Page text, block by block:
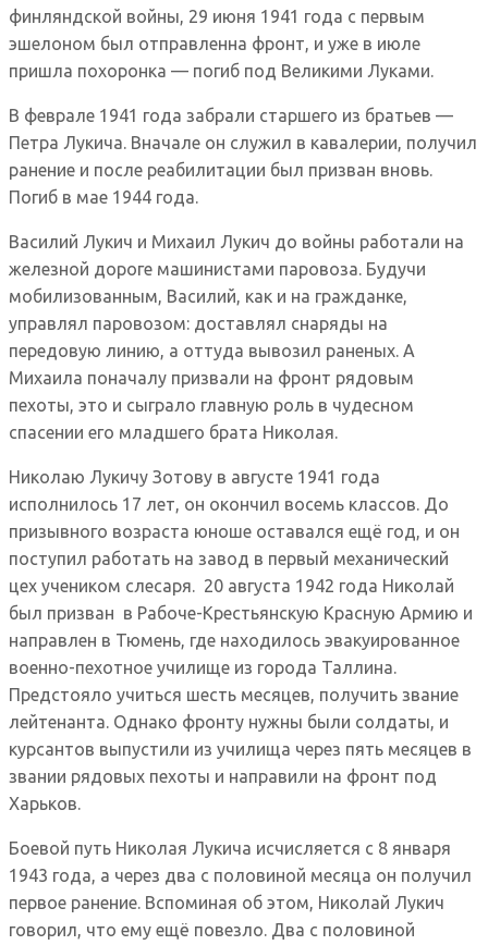
финляндской войны, 29 июня 1941 года с первым
эшелоном был отправленна фронт, и уже в июле
пришла похоронка — погиб под Великими Луками.
В феврале 1941 года забрали старшего из братьев —
Петра Лукича. Вначале он служил в кавалерии, получил
ранение и после реабилитации был призван вновь.
Погиб в мае 1944 года.
Василий Лукич и Михаил Лукич до войны работали на
железной дороге машинистами паровоза. Будучи
мобилизованным, Василий, как и на гражданке,
управлял паровозом: доставлял снаряды на
передовую линию, а оттуда вывозил раненых. А
Михаила поначалу призвали на фронт рядовым
пехоты, это и сыграло главную роль в чудесном
спасении его младшего брата Николая.
Николаю Лукичу Зотову в августе 1941 года
исполнилось 17 лет, он окончил восемь классов. До
призывного возраста юноше оставался ещё год, и он
поступил работать на завод в первый механический
цех учеником слесаря. 20 августа 1942 года Николай
был призван в Рабоче-Крестьянскую Красную Армию и
направлен в Тюмень, где находилось эвакуированное
военно-пехотное училище из города Таллина.
Предстояло учиться шесть месяцев, получить звание
лейтенанта. Однако фронту нужны были солдаты, и
курсантов выпустили из училища через пять месяцев в
звании рядовых пехоты и направили на фронт под
Харьков.
Боевой путь Николая Лукича исчисляется с 8 января
1943 года, а через два с половиной месяца он получил
первое ранение. Вспоминая об этом, Николай Лукич
говорил, что ему ещё повезло. Два с половиной